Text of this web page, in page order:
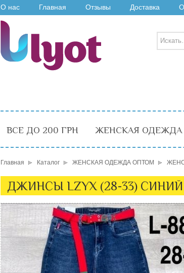
О нас Главная Отзывы Доставка
ВСЕ ДО 200 ГРН ЖЕНСКАЯ ОДЕЖДА
Главная Каталог ЖЕНСКАЯ ОДЕЖДА ОПТОМ
ДЖИНСЫ LZYX (28-33) СИНИЙ